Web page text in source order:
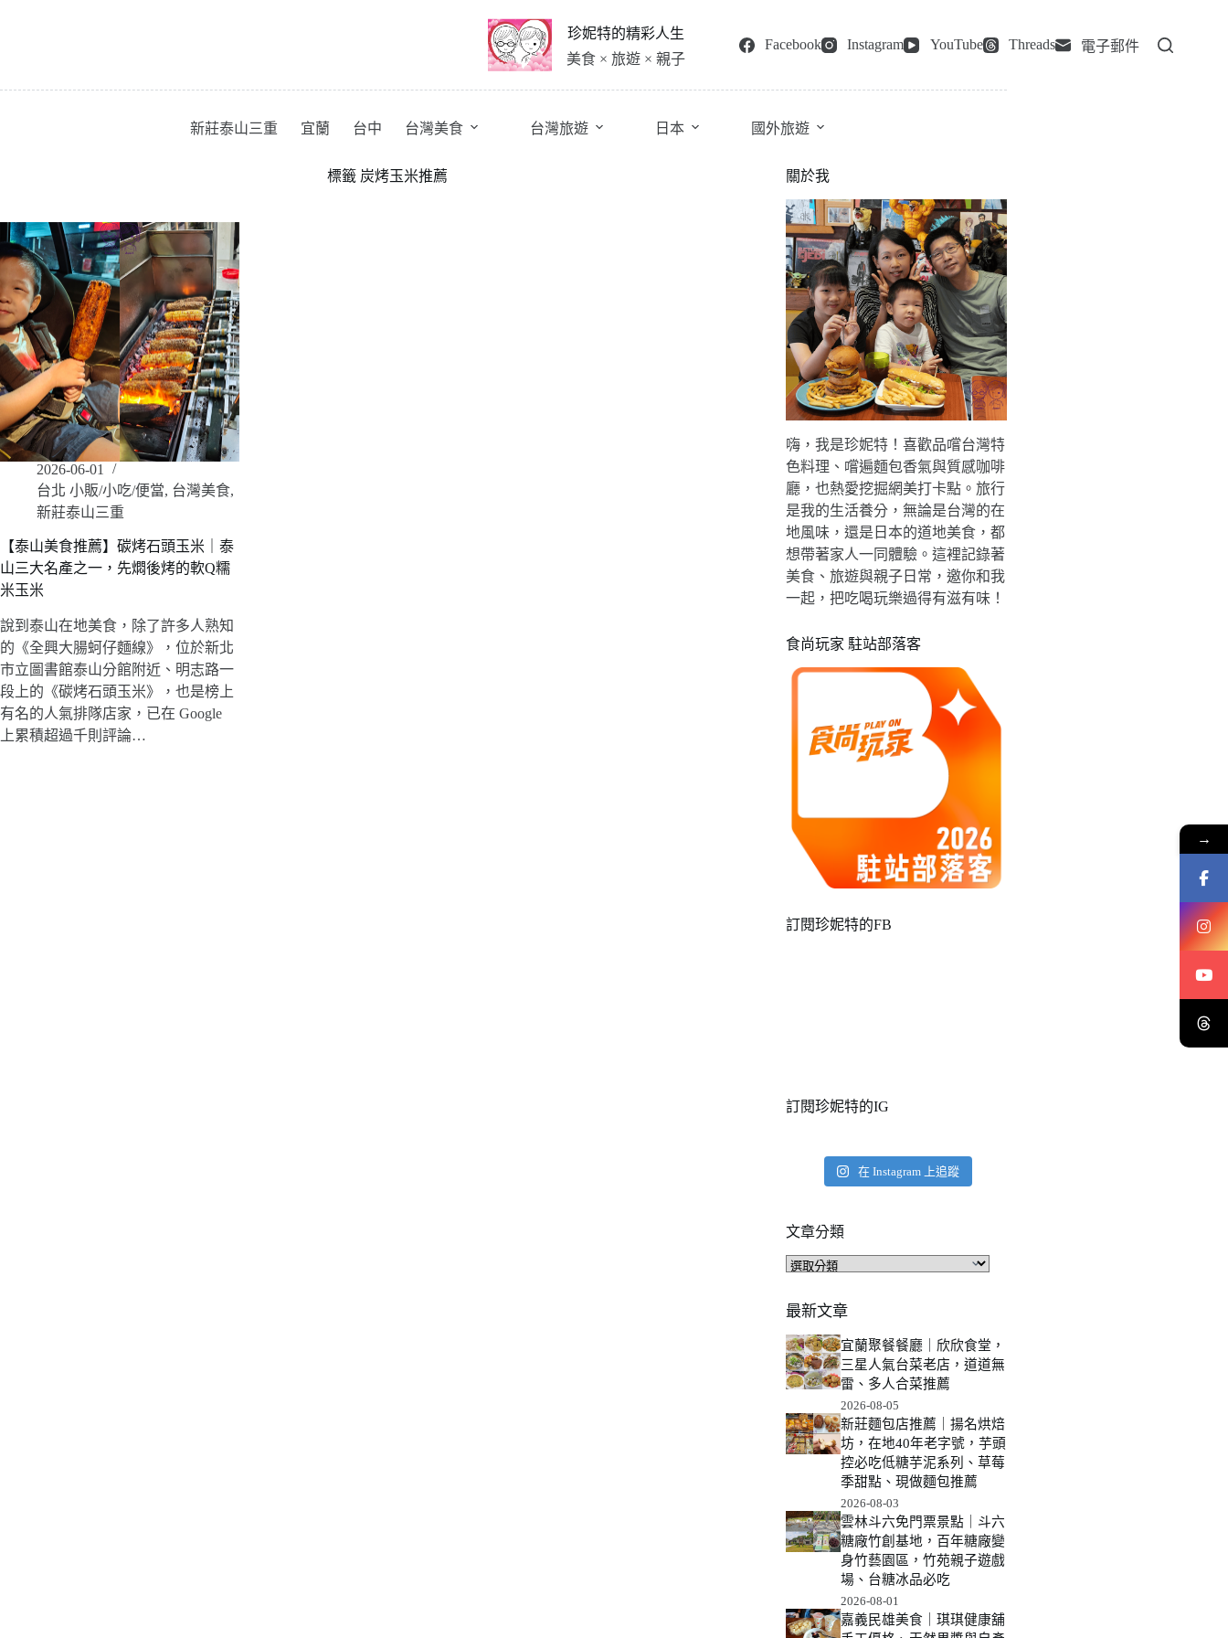
珍妮特的精彩人生
美食 × 旅遊 × 親子
Facebook Instagram YouTube Threads 電子郵件
新莊泰山三重 宜蘭 台中 台灣美食 台灣旅遊 日本 國外旅遊
標籤 炭烤玉米推薦
2026-06-01
台北 小販/小吃/便當, 台灣美食,
新莊泰山三重
【泰山美食推薦】碳烤石頭玉米｜泰
山三大名產之一，先燜後烤的軟Q糯
米玉米
說到泰山在地美食，除了許多人熟知
的《全興大腸蚵仔麵線》，位於新北
市立圖書館泰山分館附近、明志路一
段上的《碳烤石頭玉米》，也是榜上
有名的人氣排隊店家，已在 Google
上累積超過千則評論…
關於我
嗨，我是珍妮特！喜歡品嚐台灣特
色料理、嚐遍麵包香氣與質感咖啡
廳，也熱愛挖掘網美打卡點。旅行
是我的生活養分，無論是台灣的在
地風味，還是日本的道地美食，都
想帶著家人一同體驗。這裡記錄著
美食、旅遊與親子日常，邀你和我
一起，把吃喝玩樂過得有滋有味！
食尚玩家 駐站部落客
訂閱珍妮特的FB
訂閱珍妮特的IG
在 Instagram 上追蹤
文章分類
文
分
類
最新文章
宜蘭聚餐餐廳｜欣欣食堂，
三星人氣台菜老店，道道無
雷、多人合菜推薦
2026-08-05
新莊麵包店推薦｜揚名烘焙
坊，在地40年老字號，芋頭
控必吃低糖芋泥系列、草莓
季甜點、現做麵包推薦
2026-08-03
雲林斗六免門票景點｜斗六
糖廠竹創基地，百年糖廠變
身竹藝園區，竹苑親子遊戲
場、台糖冰品必吃
2026-08-01
嘉義民雄美食｜琪琪健康舖
→